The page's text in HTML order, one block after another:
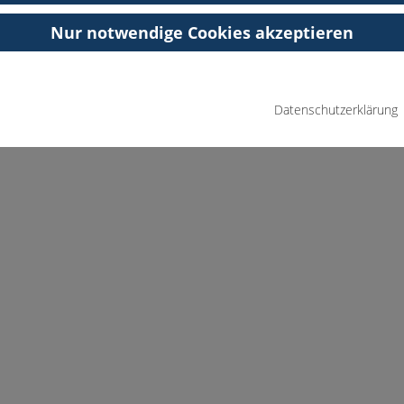
Nur notwendige Cookies akzeptieren
Datenschutzerklärung